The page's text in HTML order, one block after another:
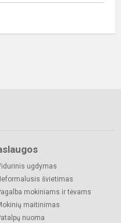
ugdymas
švietimas
mokiniams ir tėvams
maitinimas
nuoma